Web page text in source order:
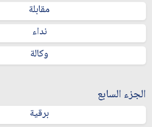
مقابلة
نداء
وكالة
الجزء السابع
برقية